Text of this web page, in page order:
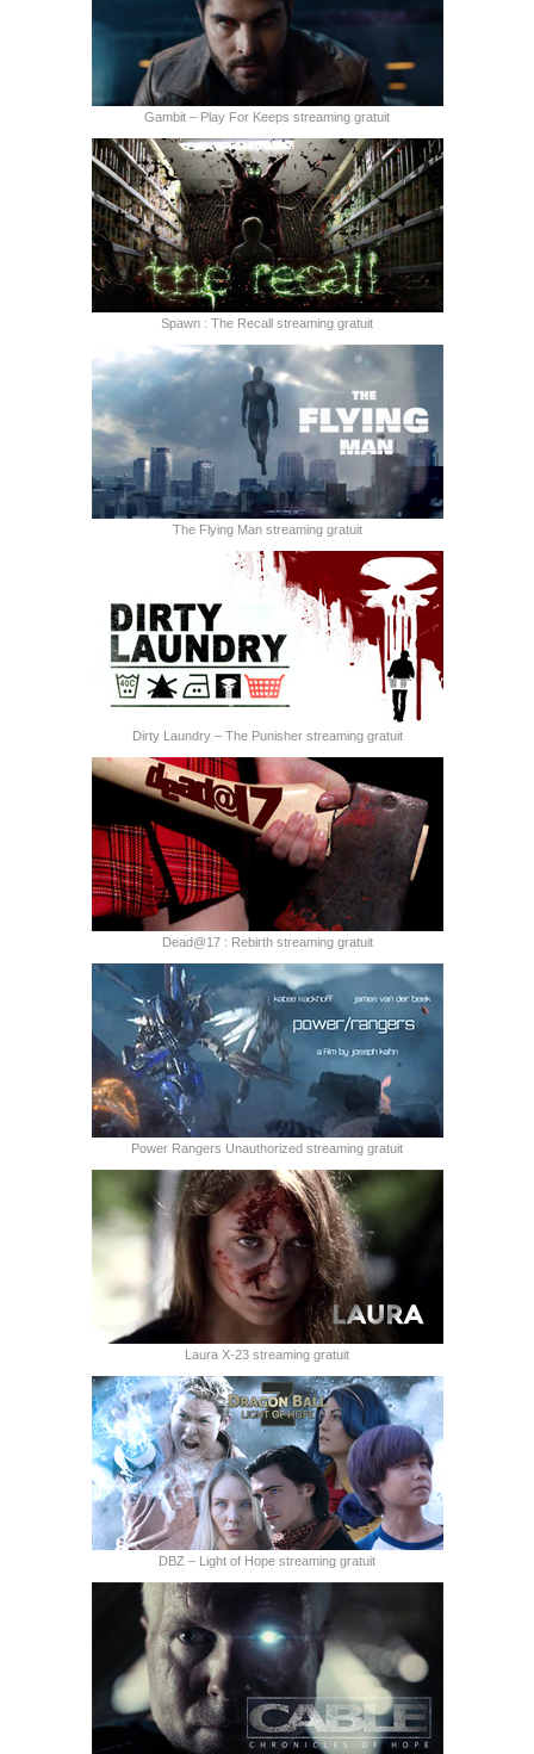
Gambit – Play For Keeps streaming gratuit
Spawn : The Recall streaming gratuit
The Flying Man streaming gratuit
Dirty Laundry – The Punisher streaming gratuit
Dead@17 : Rebirth streaming gratuit
Power Rangers Unauthorized streaming gratuit
Laura X-23 streaming gratuit
DBZ – Light of Hope streaming gratuit